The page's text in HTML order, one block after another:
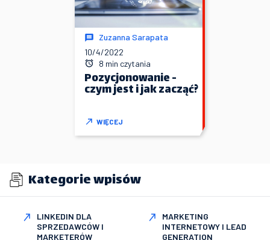
Zuzanna Sarapata
10/4/2022
8 min czytania
Pozycjonowanie -
czym jest i jak zacząć?
WIĘCEJ
Kategorie wpisów
LINKEDIN DLA
SPRZEDAWCÓW I
MARKETERÓW
MARKETING
INTERNETOWY I LEAD
GENERATION